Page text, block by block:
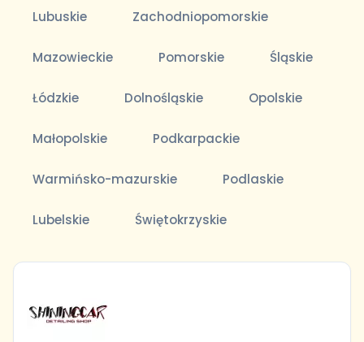
Lubuskie Zachodniopomorskie
Mazowieckie Pomorskie Śląskie
Łódzkie Dolnośląskie Opolskie
Małopolskie Podkarpackie
Warmińsko-mazurskie Podlaskie
Lubelskie Świętokrzyskie